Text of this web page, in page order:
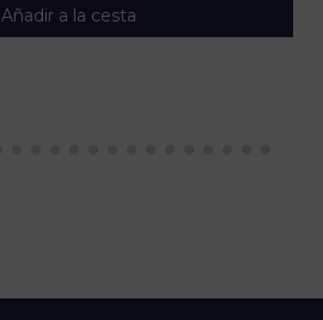
Añadir a la cesta